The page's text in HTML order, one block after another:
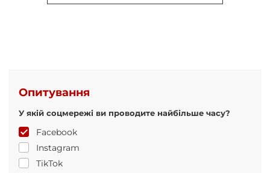
Опитування
У якій соцмережі ви проводите найбільше часу?
Facebook
Instagram
TikTok